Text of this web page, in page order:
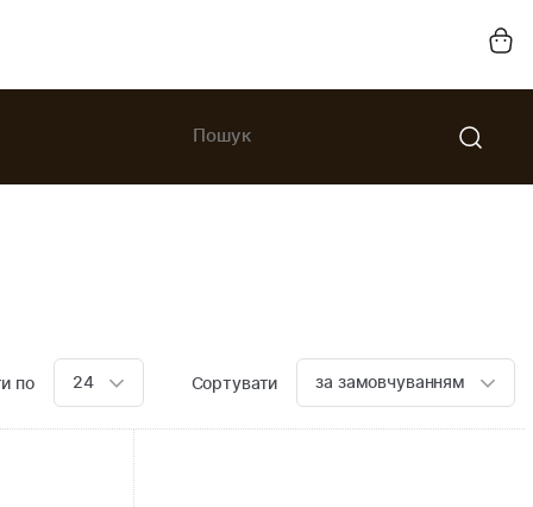
по 24 Сортувати за замовчуванням